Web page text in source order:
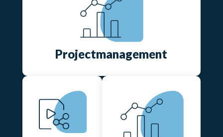
Projectmanagement